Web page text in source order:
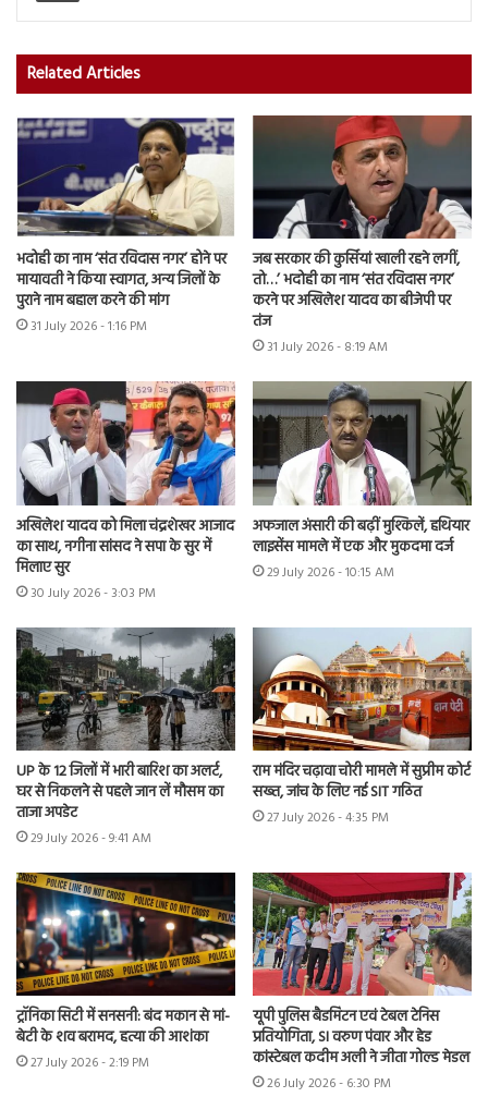
Related Articles
भदोही का नाम ‘संत रविदास नगर’ होने पर
मायावती ने किया स्वागत, अन्य जिलों के
पुराने नाम बहाल करने की मांग
31 July 2026 - 1:16 PM
जब सरकार की कुर्सियां खाली रहने लगीं,
तो…’ भदोही का नाम ‘संत रविदास नगर’
करने पर अखिलेश यादव का बीजेपी पर
तंज
31 July 2026 - 8:19 AM
अखिलेश यादव को मिला चंद्रशेखर आजाद
का साथ, नगीना सांसद ने सपा के सुर में
मिलाए सुर
30 July 2026 - 3:03 PM
अफजाल अंसारी की बढ़ीं मुश्किलें, हथियार
लाइसेंस मामले में एक और मुकदमा दर्ज
29 July 2026 - 10:15 AM
UP के 12 जिलों में भारी बारिश का अलर्ट,
घर से निकलने से पहले जान लें मौसम का
ताजा अपडेट
29 July 2026 - 9:41 AM
राम मंदिर चढ़ावा चोरी मामले में सुप्रीम कोर्ट
सख्त, जांच के लिए नई SIT गठित
27 July 2026 - 4:35 PM
ट्रॉनिका सिटी में सनसनी: बंद मकान से मां-
बेटी के शव बरामद, हत्या की आशंका
27 July 2026 - 2:19 PM
यूपी पुलिस बैडमिंटन एवं टेबल टेनिस
प्रतियोगिता, SI वरुण पंवार और हेड
कांस्टेबल कदीम अली ने जीता गोल्ड मेडल
26 July 2026 - 6:30 PM